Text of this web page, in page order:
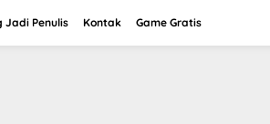
Jadi Penulis Kontak Game Gratis